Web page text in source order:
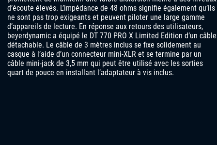
d’écoute élevés. L’impédance de 48 ohms signifie également qu’ils
ne sont pas trop exigeants et peuvent piloter une large gamme
d’appareils de lecture. En réponse aux retours des utilisateurs,
beyerdynamic a équipé le DT 770 PRO X Limited Edition d’un câble
détachable. Le câble de 3 mètres inclus se fixe solidement au
casque à l’aide d’un connecteur mini-XLR et se termine par un
câble mini-jack de 3,5 mm qui peut être utilisé avec les sorties
quart de pouce en installant l’adaptateur à vis inclus.